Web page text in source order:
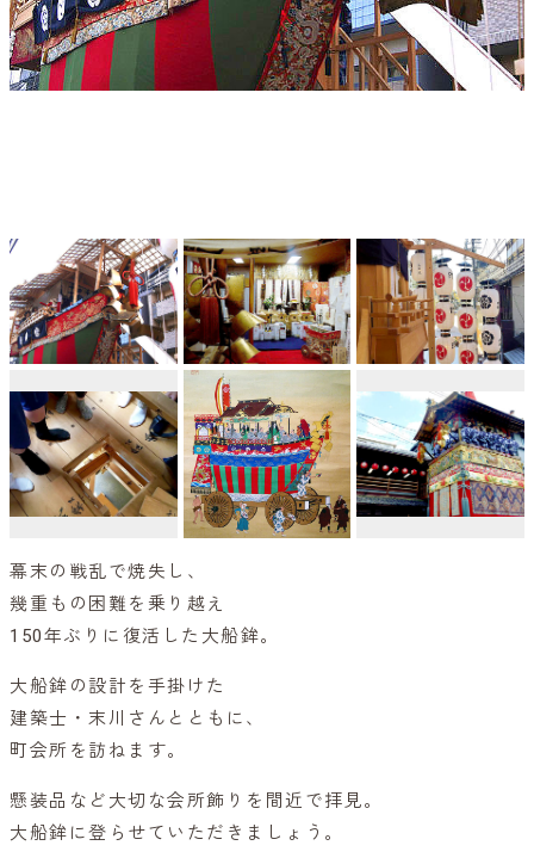
幕末の戦乱で焼失し、
幾重もの困難を乗り越え
150年ぶりに復活した大船鉾。
大船鉾の設計を手掛けた
建築士・末川さんとともに、
町会所を訪ねます。
懸装品など大切な会所飾りを間近で拝見。
大船鉾に登らせていただきましょう。